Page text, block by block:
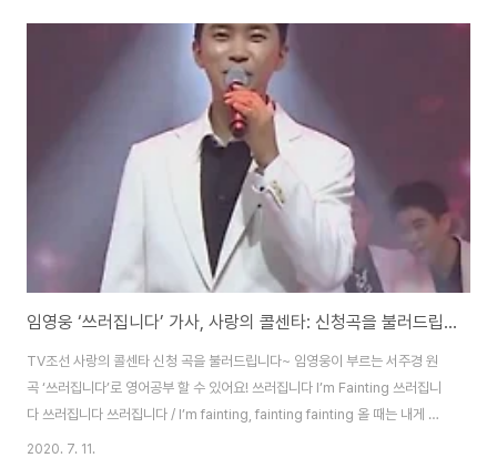
accepted my heart 오~ 내 기분만큼 밝은 태양과 / The sun as bright
as my mood 시원한 바람들이 내게 다가와 / And the cool breeze
come to me 나는 이렇게 행복을 느껴 / This is how I ..
임영웅 ‘쓰러집니다’ 가사, 사랑의 콜센타: 신청곡을 불러드립니다~ [트로트 영어로]
TV조선 사랑의 콜센타 신청 곡을 불러드립니다~ 임영웅이 부르는 서주경 원
곡 ‘쓰러집니다’로 영어공부 할 수 있어요! 쓰러집니다 I’m Fainting 쓰러집니
다 쓰러집니다 쓰러집니다 / I’m fainting, fainting fainting 올 때는 내게 예
고없이 다가왔다가 / You came to me without a warning 이제 와서 날 떠
2020. 7. 11.